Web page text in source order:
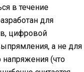
в течение
для
цифровой
а не для
напряжения (что